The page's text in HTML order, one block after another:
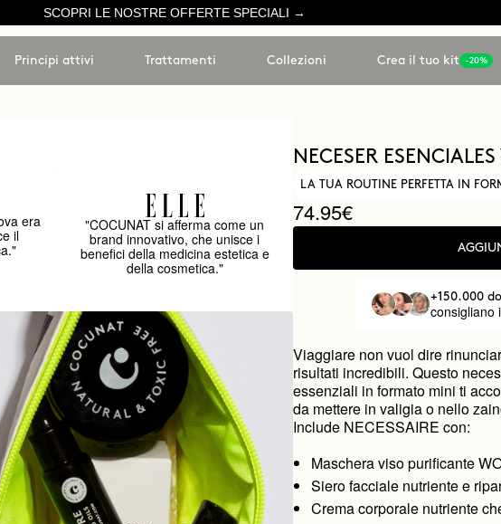
SCOPRI LE NOSTRE OFFERTE SPECIALI →
Principi attivi Trattamenti Collezioni Crea il tuo kit -20%
era
il
"COCUNAT si afferma come un
brand innovativo, che unisce i
benefici della medicina estetica e
della cosmetica."
NECESER
LA TUA ROUTINE PERFETTA IN
74.95€
+150.000
consigliano
Viaggiare non vuol dire
risultati incredibili. Questo
essenziali in formato mini ti
da mettere in valigia o nello
Include NECESSAIRE con:
Maschera viso purificante
Siero facciale nutriente e
Crema corporale nutriente